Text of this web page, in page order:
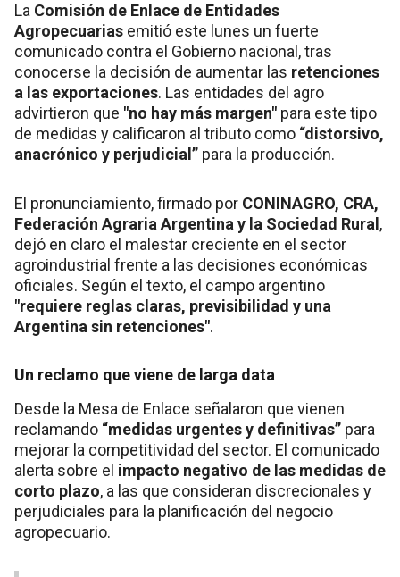
La Comisión de Enlace de Entidades
Agropecuarias emitió este lunes un fuerte
comunicado contra el Gobierno nacional, tras
conocerse la decisión de aumentar las retenciones
a las exportaciones. Las entidades del agro
advirtieron que "no hay más margen" para este tipo
de medidas y calificaron al tributo como “distorsivo,
anacrónico y perjudicial” para la producción.
El pronunciamiento, firmado por CONINAGRO, CRA,
Federación Agraria Argentina y la Sociedad Rural ,
dejó en claro el malestar creciente en el sector
agroindustrial frente a las decisiones económicas
oficiales. Según el texto, el campo argentino
"requiere reglas claras, previsibilidad y una
Argentina sin retenciones".
Un reclamo que viene de larga data
Desde la Mesa de Enlace señalaron que vienen
reclamando “medidas urgentes y definitivas” para
mejorar la competitividad del sector. El comunicado
alerta sobre el impacto negativo de las medidas de
corto plazo, a las que consideran discrecionales y
perjudiciales para la planificación del negocio
agropecuario.